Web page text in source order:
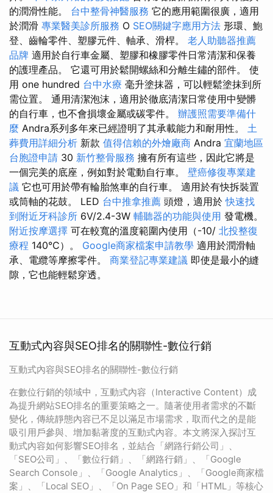
的潤滑性能。 台中整骨神醫服務 它的應用範圍很廣，適用
於潤滑 專業醫美診所服務 O SEO關鍵字應用方法 形環、鮑
登、齒輪零件、塑膠元件、軸承、滑桿。 老人助聽器推薦
品牌 適用於自行車金屬、塑膠和橡膠零件日常清潔和保養
的護理產品。 它還可用於鬆開螺絲和分離生鏽的部件。 使
用 one hundred 台中水療 毫升塗抹器，可以輕鬆塗抹到所
需位置。 通用清潔泡沫，適用於徹底清潔日常使用中變髒
的自行車，也不會損壞金屬或碳零件。 辦護照需要準備什
麼 Andra系列多年來已經證明了其承載能力和耐用性。 土
葬費用詳細分析 新款 值得信賴的外燴廠商 Andra 宜蘭地區
台胞證申請 30 新竹整骨服務 擁有所有這些，因此它將是
一個完美的底座，例如對於電動自行車。 壁癌修復專業建
議 它也可用於帶有輪胎煞車的自行車。 適用於有快拆裝置
或筒軸的花鼓。 LED 台中推拿推薦 頭燈，適用於快速找
到附近牙科診所 6V/2.4-3W 輔聽器的功能與使用 發電機。
附近按摩選擇 可在較寬的溫度範圍內使用（-10/ 北投整復
療程 140°C）。 Google商家檔案申請教學 適用於潤滑軸
承、電纜等摩擦零件。 商業登記專業建議 即使是最小的縫
隙，它也能輕鬆穿透。
互動式內容與SEO排名的關聯性-數位行銷
互動式內容與SEO排名的關聯性-數位行銷
在數位行銷的領域中，互動式內容（Interactive Content）成
為提升網站SEO排名的重要策略之一。隨著使用者需求的不斷
變化，傳統靜態內容已不足以滿足市場需求，取而代之的是能
吸引用戶參與、增加黏著度的互動式內容。本文將深入探討互
動式內容如何影響SEO排名，並結合「網路行銷公司」、
「SEO公司」、「數位行銷」、「網路行銷」、「Google
Search Console」、「Google Analytics」、「Google商家檔
案」、「Local SEO」、「On Page SEO」和「HTML」等核心